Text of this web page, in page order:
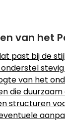
van het
past bij de
van het
die
structuren